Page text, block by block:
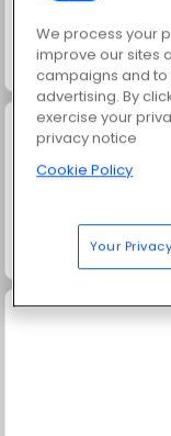
Juice Merge
Obrona wieży 2D
We process your
improve our sites
campaigns and
advertising. By
exercise your
privacy notice
Cookie Policy
Your